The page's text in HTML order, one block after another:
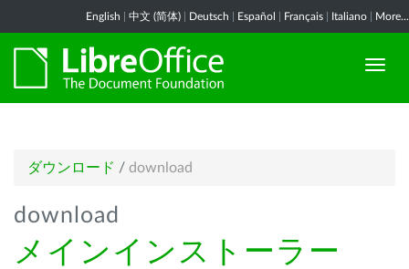
English 中文 (简体) Deutsch Español Français Italiano More...
ダウンロード / download
download
メインインストーラー